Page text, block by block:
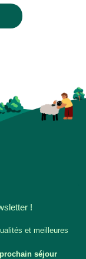
!
et meilleures
séjour